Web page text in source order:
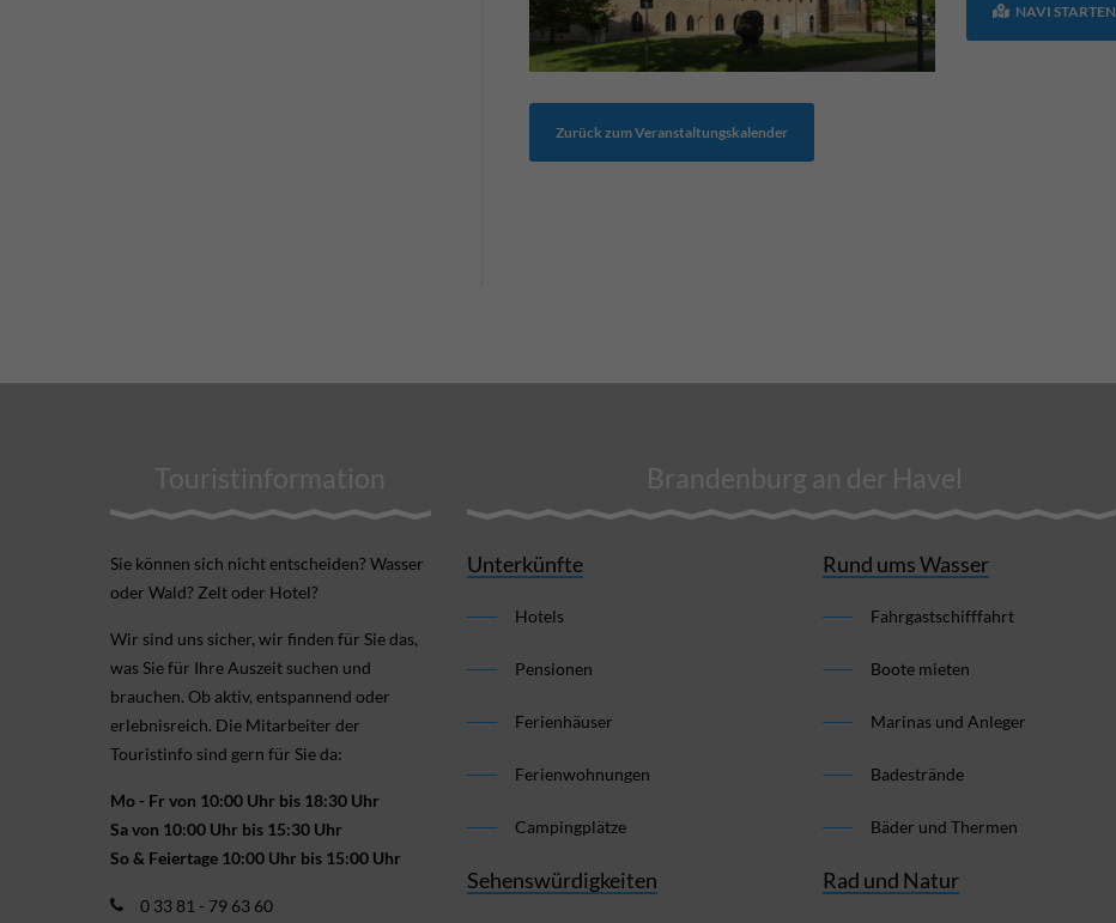
NAVI STARTEN
Zurück zum Veranstaltungskalender
Touristinformation
Sie können sich nicht ent­scheiden? Wasser
oder Wald? Zelt oder Hotel?
Wir sind uns sicher, wir finden für Sie das,
was Sie für Ihre Aus­zeit suchen und
brauchen. Ob aktiv, ent­spannend oder
erlebnis­reich. Die Mitarbeiter der
Touristinfo sind gern für Sie da:
Mo - Fr von 10:00 Uhr bis 18:30 Uhr
Sa von 10:00 Uhr bis 15:30 Uhr
So & Feiertage 10:00 Uhr bis 15:00 Uhr
0 33 81 - 79 63 60
Brandenburg an der Havel
Unterkünfte
Hotels
Pensionen
Ferienhäuser
Ferienwohnungen
Campingplätze
Sehenswürdigkeiten
Rund ums Wasser
Fahrgastschifffahrt
Boote mieten
Marinas und Anleger
Badestrände
Bäder und Thermen
Rad und Natur